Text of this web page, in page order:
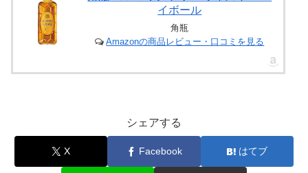
イボール
角瓶
Amazonの商品レビュー・口コミを見る
シェアする
X Facebook はてブ